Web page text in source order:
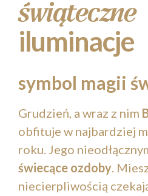
świąteczne
iluminacje
symbol magii
Grudzień, a wraz z nim
obfituje w najbardziej
roku. Jego
świecące ozdoby.
niecierpliwością